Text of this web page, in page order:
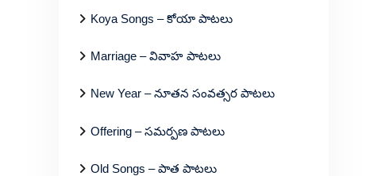
Koya Songs – కోయా పాటలు
Marriage – వివాహ పాటలు
New Year – నూతన సంవత్సర పాటలు
Offering – సమర్పణ పాటలు
Old Songs – పాత పాటలు